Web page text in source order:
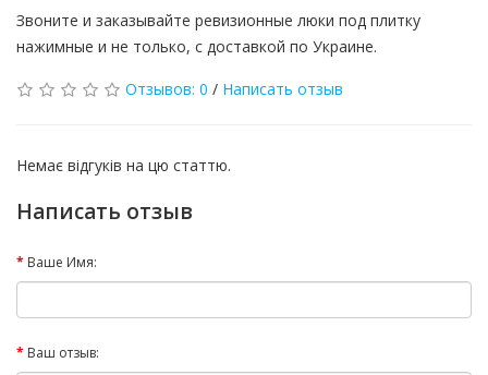
Звоните и заказывайте ревизионные люки под плитку
нажимные и не только, с доставкой по Украине.
Отзывов: 0 / Написать отзыв
Немає відгуків на цю статтю.
Написать отзыв
Ваше Имя:
Ваш отзыв: